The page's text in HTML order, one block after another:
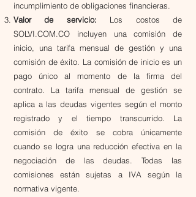
incumplimiento de obligaciones financieras.
Valor de servicio: Los costos de
SOLVI.COM.CO incluyen una comisión de
inicio, una tarifa mensual de gestión y una
comisión de éxito. La comisión de inicio es un
pago único al momento de la firma del
contrato. La tarifa mensual de gestión se
aplica a las deudas vigentes según el monto
registrado y el tiempo transcurrido. La
comisión de éxito se cobra únicamente
cuando se logra una reducción efectiva en la
negociación de las deudas. Todas las
comisiones están sujetas a IVA según la
normativa vigente.